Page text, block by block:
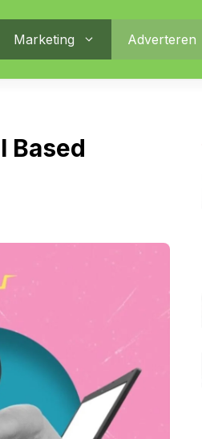
Marketing Adverteren
Based